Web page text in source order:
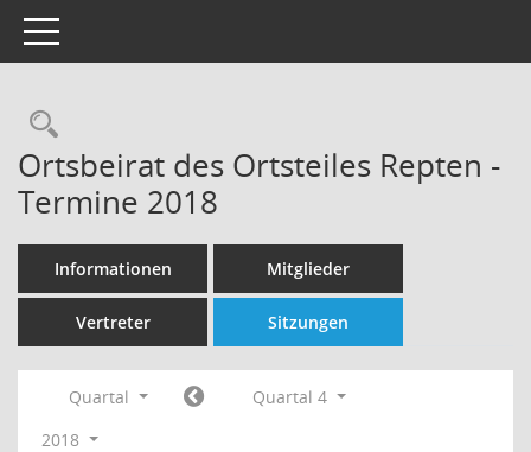
Toggle navigation
Rechercheauswahl
Ortsbeirat des Ortsteiles Repten -
Termine 2018
Informationen Mitglieder
Vertreter Sitzungen
Quartal
Quartal 4
2018